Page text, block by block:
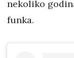
nekoliko
funka.